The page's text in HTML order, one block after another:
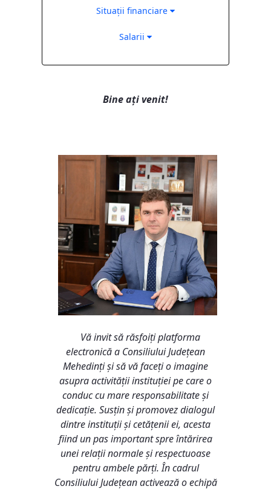
Situații financiare
Salarii
Bine ați venit!
Vă invit să răsfoiți platforma
electronică a Consiliului Județean
Mehedinți și să vă faceți o imagine
asupra activității instituției pe care o
conduc cu mare responsabilitate și
dedicație. Susțin și promovez dialogul
dintre instituții și cetățenii ei, acesta
fiind un pas important spre întărirea
unei relații normale și respectuoase
pentru ambele părți. În cadrul
Consiliului Județean activează o echipă